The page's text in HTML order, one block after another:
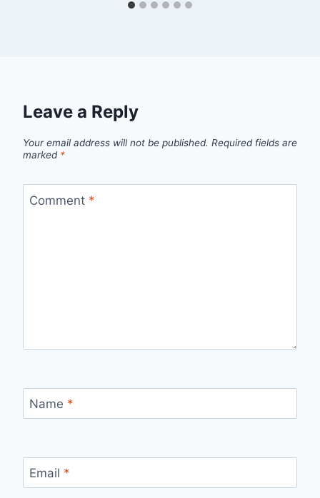
Leave a Reply
Your email address will not be published. Required fields are
marked *
Comment *
Name *
Email *